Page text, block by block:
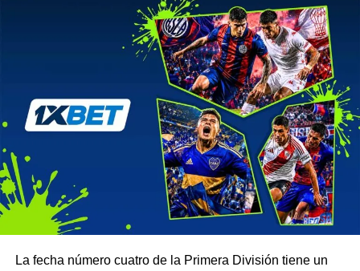
La fecha número cuatro de la Primera División tiene un